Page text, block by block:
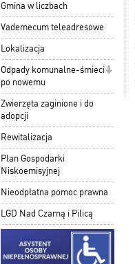
Gmina w liczbach
Vademecum teleadresowe
Lokalizacja
Odpady komunalne-śmieci
po nowemu
Zwierzęta zaginione i do
adopcji
Rewitalizacja
Plan Gospodarki
Niskoemisyjnej
Nieodpłatna pomoc prawna
LGD Nad Czarną i Pilicą